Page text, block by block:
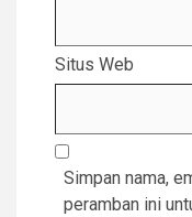
Situs Web
Simpan nama,
peramban ini